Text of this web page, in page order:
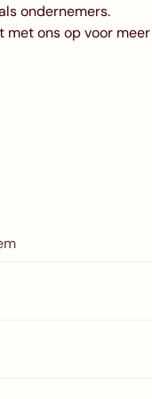
ondernemers.
met ons op voor meer